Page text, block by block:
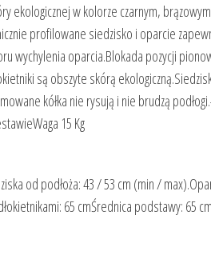
ekologicznej w kolorze czarnym,
profilowane siedzisko i oparcie
wychylenia oparcia.Blokada pozycji
są obszyte skórą
kółka nie rysują i nie brudzą
15 Kg
od podłoża: 43 / 53 cm (min /
65 cmŚrednica podstawy: 65 cm